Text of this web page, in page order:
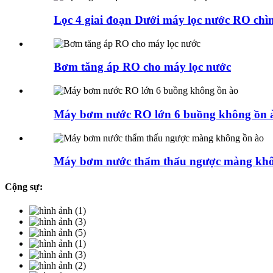
Lọc 4 giai đoạn Dưới máy lọc nước RO
Bơm tăng áp RO cho máy lọc nước
Máy bơm nước RO lớn 6 buồng không ồn
Máy bơm nước thẩm thấu ngược màng
Cộng sự: